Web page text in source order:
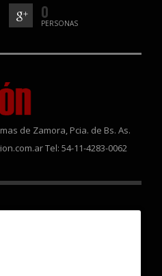
0
PERSONAS
de Zamora, Pcia. de Bs. As.
Tel: 54-11-4283-0062